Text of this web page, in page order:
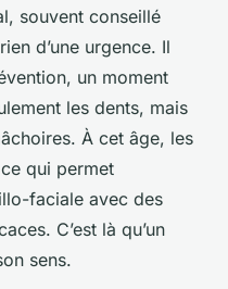
souvent conseillé
d’une urgence. Il
un moment
les dents, mais
À cet âge, les
qui permet
faciale avec des
C’est là qu’un
sens.